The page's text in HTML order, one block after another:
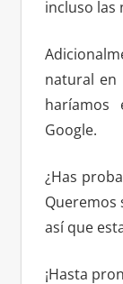
incluso las
natural en
haríamos
Google.
¿Has
así que
¡Hasta